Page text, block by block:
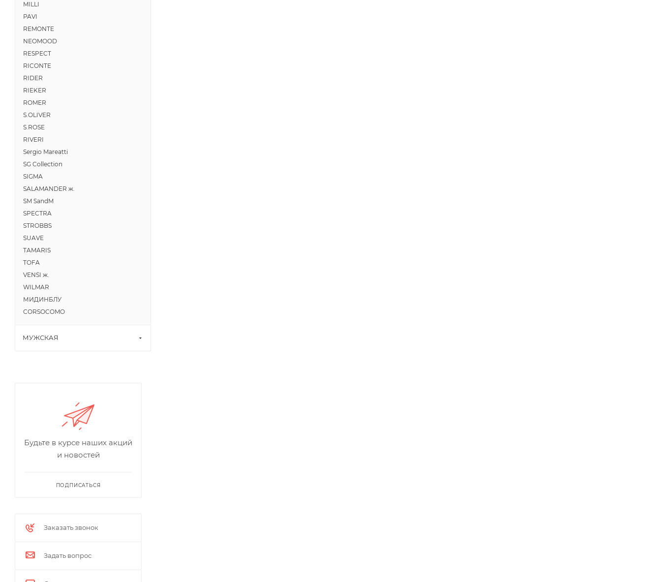
MILLI
PAVI
REMONTE
NEOMOOD
RESPECT
RICONTE
RIDER
RIEKER
ROMER
S.OLIVER
S.ROSE
RIVERI
Sergio Mareatti
SG Collection
SIGMA
SALAMANDER ж.
SM SandM
SPECTRA
STROBBS
SUAVE
TAMARIS
TOFA
VENSI ж.
WILMAR
МИДИНБЛУ
CORSOCOMO
МУЖСКАЯ
Будьте в курсе наших акций
и новостей
ПОДПИСАТЬСЯ
Заказать звонок
Задать вопрос